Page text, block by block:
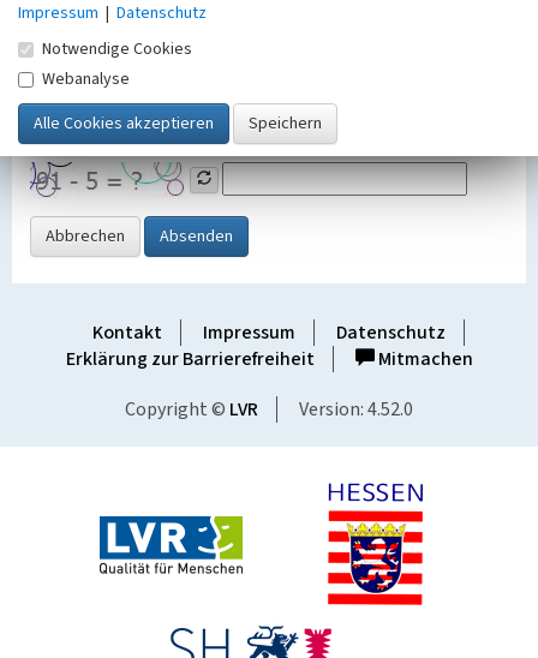
SicherheitsabfrageTragen Sie unten das Rechenergebnis aus der
Grafik ein
Abbrechen Absenden
Kontakt Impressum
Datenschutz
Erklärung zur Barrierefreiheit
Mitmachen
Copyright © LVR Version: 4.52.0
Impressum | Datenschutz
Notwendige Cookies
Webanalyse